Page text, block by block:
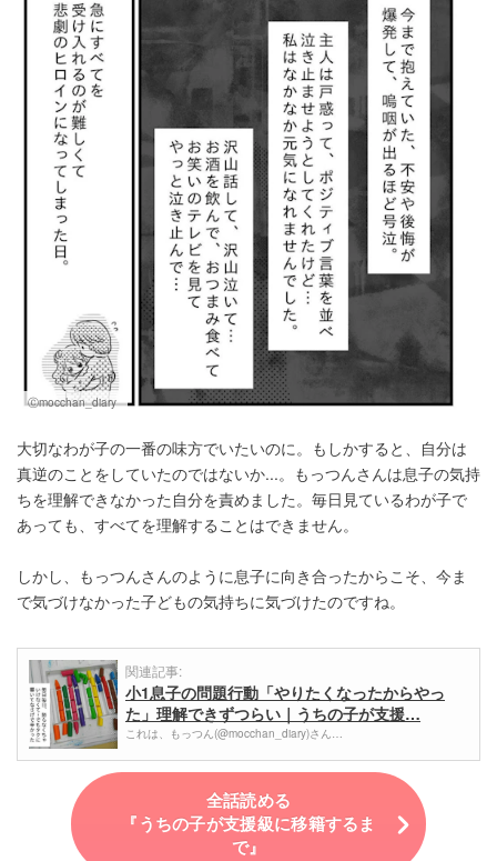
Ⓒmocchan_diary
大切なわが子の一番の味方でいたいのに。もしかすると、自分は
真逆のことをしていたのではないか...。もっつんさんは息子の気持
ちを理解できなかった自分を責めました。毎日見ているわが子で
あっても、すべてを理解することはできません。
しかし、もっつんさんのように息子に向き合ったからこそ、今ま
で気づけなかった子どもの気持ちに気づけたのですね。
関連記事:
小1息子の問題行動「やりたくなったからやっ
た」理解できずつらい｜うちの子が支援…
これは、もっつん(@mocchan_diary)さん…
全話読める
『うちの子が支援級に移籍するま
で』